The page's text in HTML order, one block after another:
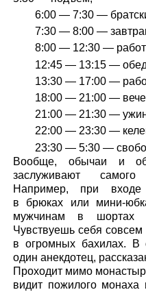
6:00 — 7:30 —
7:30 — 8:00 —
8:00 — 12:30 —
12:45 — 13:15 —
13:30 — 17:00 —
18:00 — 21:00 —
21:00 — 21:30 —
22:00 — 23:30 —
23:30 — 5:30 —
Вообще, обычаи и
заслуживают самого
Например, при
в брюках или мини-
мужчинам в шортах
Чувствуешь себя совсем
в огромных бахилах. В
один анекдотец,
Проходит мимо
видит пожилого